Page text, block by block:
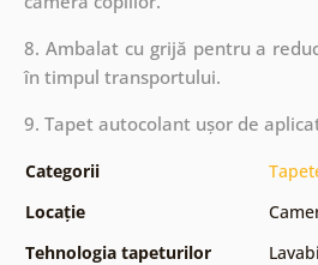
8. Ambalat cu grijă pentru a
în timpul transportului.
9. Tapet autocolant ușor de
Categorii
Locație
Tehnologia tapeturilor